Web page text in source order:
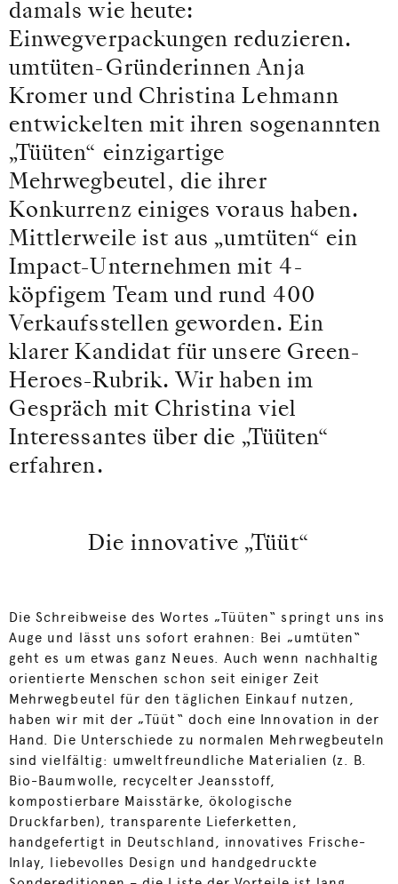
damals wie heute:
Einwegverpackungen reduzieren.
umtüten-Gründerinnen Anja
Kromer und Christina Lehmann
entwickelten mit ihren sogenannten
„Tüüten“ einzigartige
Mehrwegbeutel, die ihrer
Konkurrenz einiges voraus haben.
Mittlerweile ist aus „umtüten“ ein
Impact-Unternehmen mit 4-
köpfigem Team und rund 400
Verkaufsstellen geworden. Ein
klarer Kandidat für unsere Green-
Heroes-Rubrik. Wir haben im
Gespräch mit Christina viel
Interessantes über die „Tüüten“
erfahren.
Die innovative „Tüüt“
Die Schreibweise des Wortes „Tüüten“ springt uns ins
Auge und lässt uns sofort erahnen: Bei „umtüten“
geht es um etwas ganz Neues. Auch wenn nachhaltig
orientierte Menschen schon seit einiger Zeit
Mehrwegbeutel für den täglichen Einkauf nutzen,
haben wir mit der „Tüüt“ doch eine Innovation in der
Hand. Die Unterschiede zu normalen Mehrwegbeuteln
sind vielfältig: umweltfreundliche Materialien (z. B.
Bio-Baumwolle, recycelter Jeansstoff,
kompostierbare Maisstärke, ökologische
Druckfarben), transparente Lieferketten,
handgefertigt in Deutschland, innovatives Frische-
Inlay, liebevolles Design und handgedruckte